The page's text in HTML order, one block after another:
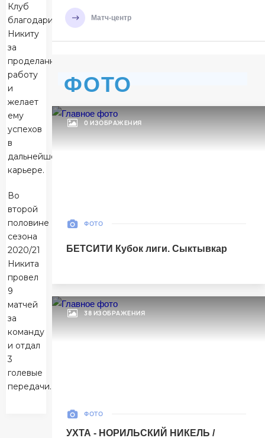
Клуб
благодарит
Никиту
за
проделанную
работу
и
желает
ему
успехов
в
дальнейшей
карьере.
Во
второй
половине
сезона
2020/21
Никита
провел
9
матчей
за
команду
и отдал
3
голевые
передачи.
Матч-центр
29 Мая 2026 , 19:30 (МСК)
УСК «Ухта». Ухта
Ухта
Ухта 7
30 Мая 2026
5
1
«Центральный». Тюмень
ФОТО
0 ИЗОБРАЖЕНИЯ
ФОТО
БЕТСИТИ Кубок лиги. Сыктывкар
38 ИЗОБРАЖЕНИЯ
ФОТО
УХТА - НОРИЛЬСКИЙ НИКЕЛЬ /